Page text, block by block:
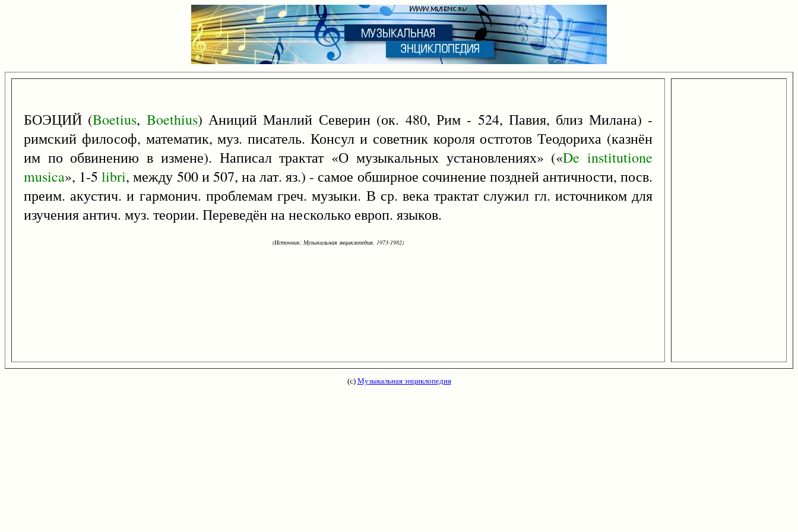
БОЭЦИЙ (Boetius, Boethius) Аниций Манлий Северин (ок. 480, Рим - 524, Павия, близ Милана) -
римский философ, математик, муз. писатель. Консул и советник короля остготов Теодориха (казнён
им по обвинению в измене). Написал трактат «О музыкальных установлениях» («De institutione
musica», 1-5libri, между 500 и 507, на лат. яз.) - самое обширное сочинение поздней античности, посв.
преим. акустич. и гармонич. проблемам греч. музыки. В ср. века трактат служил гл. источником для
изучения антич. муз. теории. Переведён на несколько европ. языков.
(Источник: Музыкальная энциклопедия, 1973-1982)
(с) Музыкальная энциклопедия